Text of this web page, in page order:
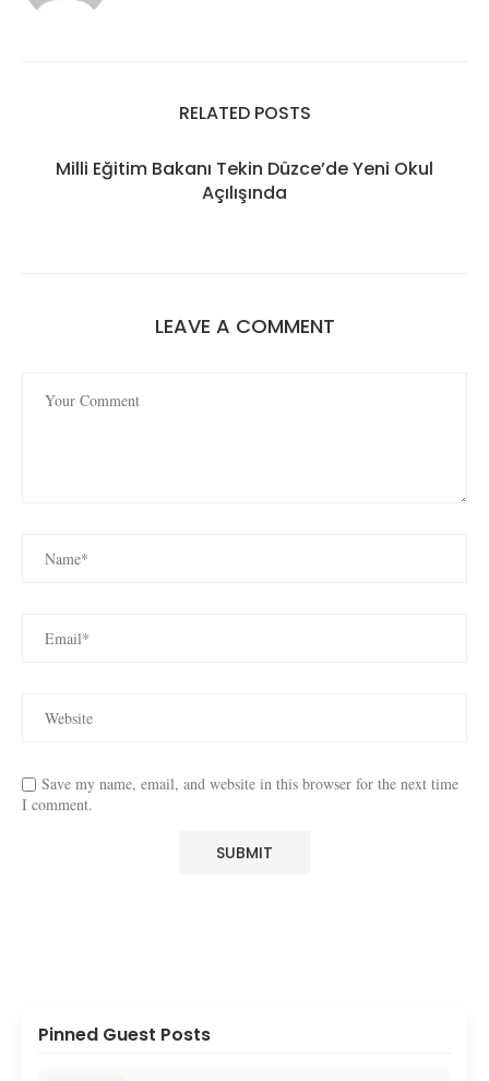
RELATED POSTS
Milli Eğitim Bakanı Tekin Düzce’de Yeni Okul
Açılışında
LEAVE A COMMENT
Save my name, email, and website in this browser for the next time
I comment.
Pinned Guest Posts